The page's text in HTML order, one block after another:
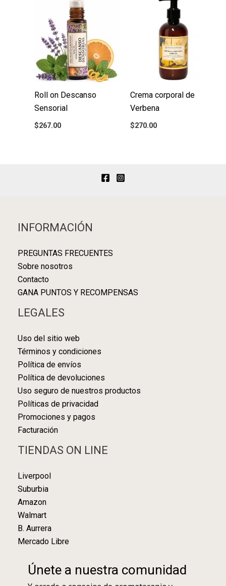
Roll on Descanso
Sensorial
$267.00
Crema corporal de
Verbena
$270.00
INFORMACIÓN
PREGUNTAS FRECUENTES
Sobre nosotros
Contacto
GANA PUNTOS Y RECOMPENSAS
LEGALES
Uso del sitio web
Términos y condiciones
Política de envíos
Política de devoluciones
Uso seguro de nuestros productos
Políticas de privacidad
Promociones y pagos
Facturación
TIENDAS ON LINE
Liverpool
Suburbia
Amazon
Walmart
B. Aurrera
Mercado Libre
Únete a nuestra comunidad